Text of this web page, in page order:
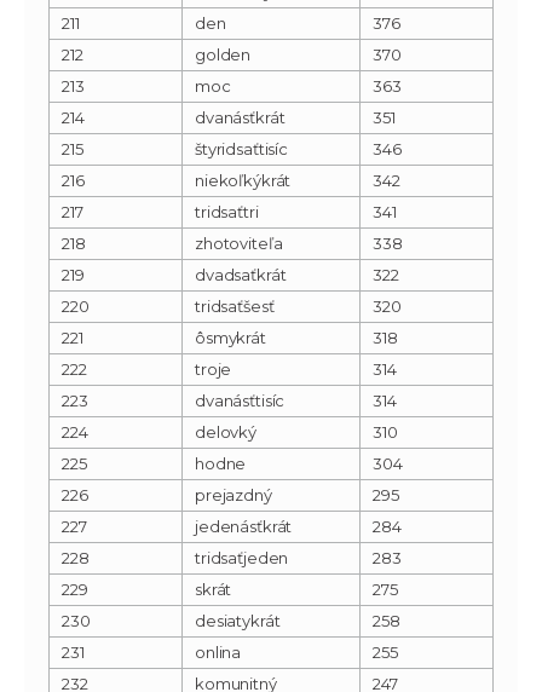
211
den
376
212
golden
370
213
moc
363
214
dvanásťkrát
351
215
štyridsaťtisíc
346
216
niekoľkýkrát
342
217
tridsaťtri
341
218
zhotoviteľa
338
219
dvadsaťkrát
322
220
tridsaťšesť
320
221
ôsmykrát
318
222
troje
314
223
dvanásťtisíc
314
224
delovký
310
225
hodne
304
226
prejazdný
295
227
jedenásťkrát
284
228
tridsaťjeden
283
229
skrát
275
230
desiatykrát
258
231
onlina
255
232
komunitný
247